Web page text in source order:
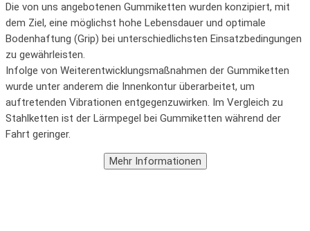
Die von uns angebotenen Gummiketten wurden konzipiert, mit
dem Ziel, eine möglichst hohe Lebensdauer und optimale
Bodenhaftung (Grip) bei unterschiedlichsten Einsatzbedingungen
zu gewährleisten.
Infolge von Weiterentwicklungsmaßnahmen der Gummiketten
wurde unter anderem die Innenkontur überarbeitet, um
auftretenden Vibrationen entgegenzuwirken. Im Vergleich zu
Stahlketten ist der Lärmpegel bei Gummiketten während der
Fahrt geringer.